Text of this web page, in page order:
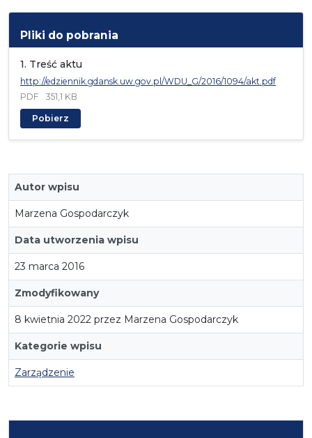
Pliki do pobrania
1. Treść aktu
http://edziennik.gdansk.uw.gov.pl/WDU_G/2016/1094/akt.pdf
PDF
351,1 KB
Pobierz
Autor wpisu
Marzena Gospodarczyk
Data utworzenia wpisu
23 marca 2016
Zmodyfikowany
8 kwietnia 2022 przez Marzena Gospodarczyk
Kategorie wpisu
Zarządzenie